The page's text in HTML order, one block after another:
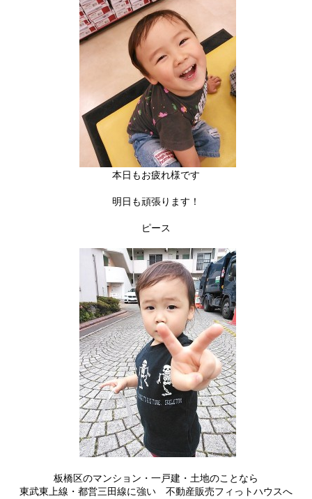
本日もお疲れ様です
明日も頑張ります！
ピース
板橋区のマンション・一戸建・土地のことなら
東武東上線・都営三田線に強い 不動産販売フィっトハウスへ